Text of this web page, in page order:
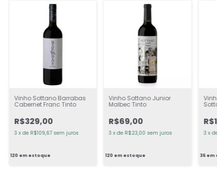
Vinho Sottano Barrabas
Cabernet Franc Tinto
R$329,00
3 x de R$109,67 sem juros
120 em estoque
Vinho Sottano Junior
Malbec Tinto
R$69,00
3 xde R$23,00 sem juros
120 em estoque
3 x
36em